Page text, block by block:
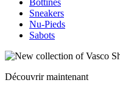
Bottines
Sneakers
Nu-Pieds
Sabots
Découvrir maintenant